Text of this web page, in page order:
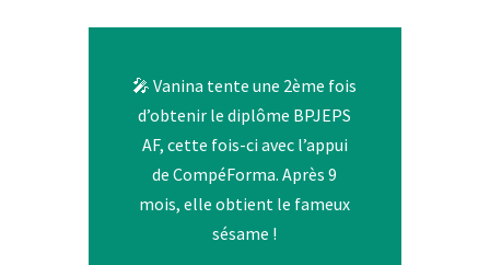
🎤 Vanina tente une 2ème fois
d’obtenir le diplôme BPJEPS
AF, cette fois-ci avec l’appui
de CompéForma. Après 9
mois, elle obtient le fameux
sésame !